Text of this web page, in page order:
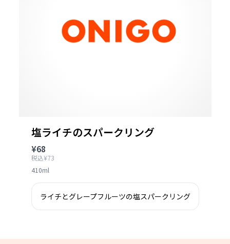
塩ライチのスパークリング
¥68
税込¥73
410ml
ライチとグレープフルーツの塩スパークリング